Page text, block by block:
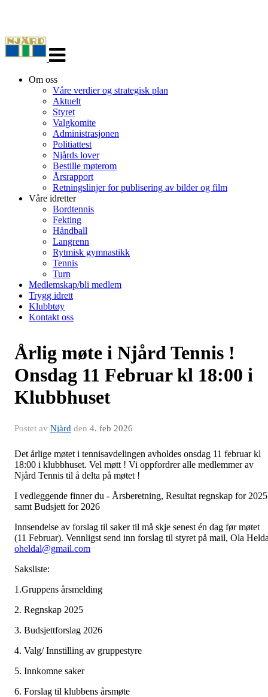
navigasjon
Om oss
Våre verdier og strategisk plan
Aktuelt
Styret
Valgkomite
Administrasjonen
Politiattest
Njårds lover
Bestille møterom
Årsrapport
Retningslinjer for publisering av bilder og film
Våre idretter
Bordtennis
Fekting
Håndball
Langrenn
Rytmisk gymnastikk
Tennis
Turn
Medlemskap/bli medlem
Trygg idrett
Klubbtøy
Kontakt oss
Årlig møte i Njård Tennis !
Onsdag 11 Februar kl 18:00 i
Klubbhuset
Postet av Njård den 4. feb 2026
Det årlige møtet i tennisavdelingen avholdes onsdag 11 februar kl
18:00 i klubbhuset. Vel møtt ! Vi oppfordrer alle medlemmer av
Njård Tennis til å delta på møtet !
I vedleggende finner du - Årsberetning, Resultat regnskap for 2025
samt Budsjett for 2026
Innsendelse av forslag til saker til må skje senest én dag før møtet
(11 Februar). Vennligst send inn forslag til styret på mail, Ola
oheldal@gmail.com
Saksliste:
1.Gruppens årsmelding
2. Regnskap 2025
3. Budsjettforslag 2026
4. Valg/ Innstilling av gruppestyre
5. Innkomne saker
6. Forslag til klubbens årsmøte